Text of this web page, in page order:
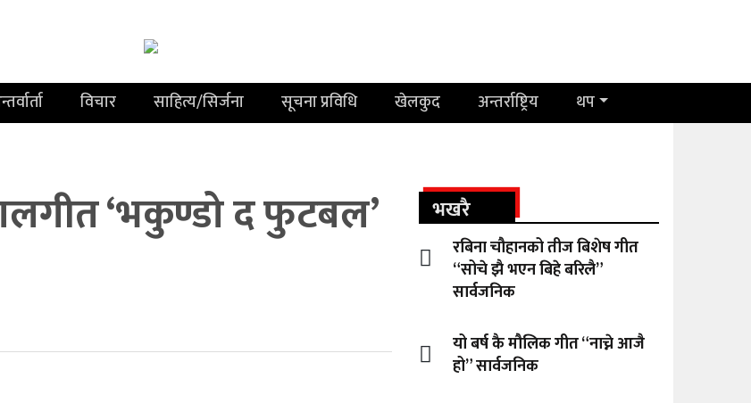
विचार साहित्य/सिर्जना सूचना प्रविधि खेलकुद अन्तर्राष्ट्रिय थप
‘भकुण्डो द फुटबल’
भखरै
रबिना चौहानको तीज बिशेष गीत
“सोचे झै भएन बिहे बरिलै”
सार्वजनिक
यो बर्ष कै मौलिक गीत “नाच्ने आजै
हो” सार्वजनिक